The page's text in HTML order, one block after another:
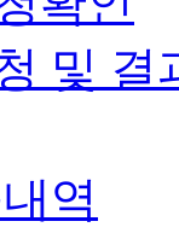
및 결
역